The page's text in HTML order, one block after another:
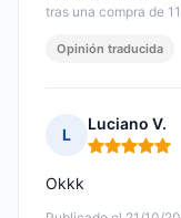
tras una compra de
Opinión traducida
L
Luciano V.
Nota: 5 de 5
Okkk